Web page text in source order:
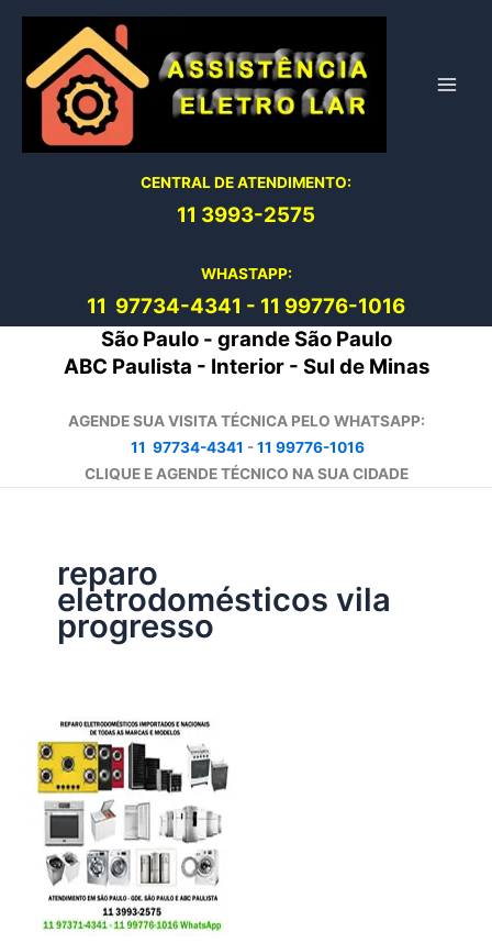
conteúdo
CENTRAL DE ATENDIMENTO:
11 3993-2575
WHASTAPP:
11 97734-4341 - 11 99776-1016
São Paulo - grande São Paulo
ABC Paulista - Interior - Sul de Minas
AGENDE SUA VISITA TÉCNICA PELO WHATSAPP:
11 97734-4341 -11 99776-1016
CLIQUE E AGENDE TÉCNICO NA SUA CIDADE
reparo
eletrodomésticos vila
progresso